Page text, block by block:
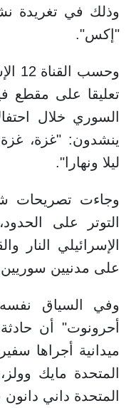
وذلك في تغريدة
"إكس".
تعليقا على مقطع
السوري خلال
ينشدون: "غزة، غزة،
ليلا ونهارا".
وجاءت تصريحات
التوتر على
الإسرائيلي النار
على مدنيين
وفي السياق
أحرونوت" أن
ميدانية أجراها
المتحدة مايك
المتحدة داني